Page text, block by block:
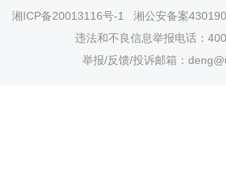
湘ICP备20013116号-1
湘公安备案
违法和不良信息举报电话：
举报/反馈/投诉邮箱：